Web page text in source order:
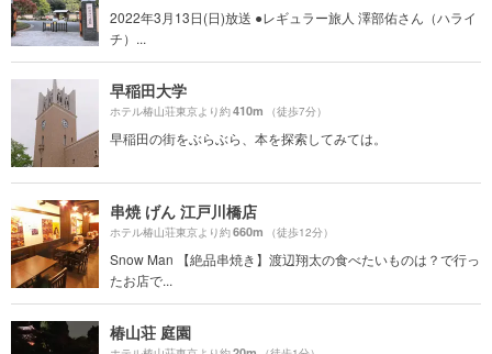
2022年3月13日(日)放送 ●レギュラー旅人 澤部佑さん（ハライ
チ）...
早稲田大学
ホテル椿山荘東京より約410m （徒歩7分）
早稲田の街をぶらぶら、本を探索してみては。
串焼 げん 江戸川橋店
ホテル椿山荘東京より約660m （徒歩12分）
Snow Man 【絶品串焼き】渡辺翔太の食べたいものは？で行っ
たお店で...
椿山荘 庭園